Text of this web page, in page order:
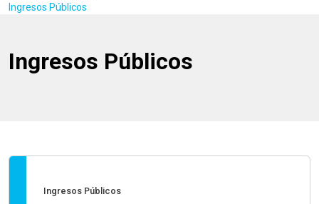
Ingresos Públicos
Ingresos Públicos
Ingresos Públicos